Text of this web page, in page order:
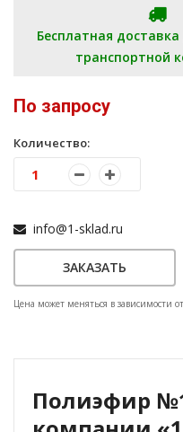
Бесплатная
транспортной
По запросу
Количество:
info@1-sklad.ru
ЗАКАЗАТЬ
Цена может меняться в зависимости
Полиэфир